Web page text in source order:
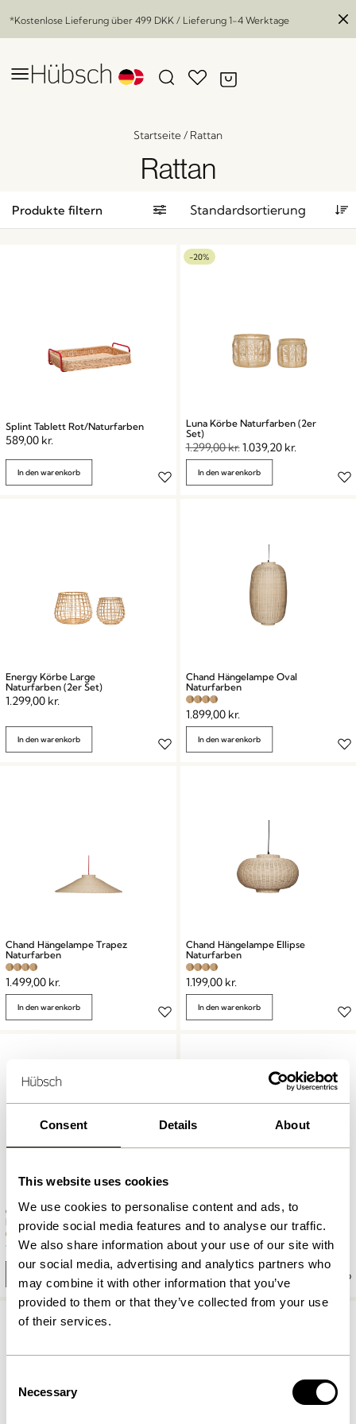
Consent Details About
This website uses cookies
We use cookies to personalise content and ads, to
provide social media features and to analyse our traffic.
We also share information about your use of our site with
our social media, advertising and analytics partners who
may combine it with other information that you’ve
provided to them or that they’ve collected from your use
of their services.
Selection
Necessary
*Kostenlose Lieferung über 499 DKK / Lieferung 1-4 Werktage
Startseite/ Rattan
Rattan
Produkte filtern
Splint Tablett Rot/Naturfarben
589,00 kr.
In den warenkorb
-20%
Luna Körbe Naturfarben (2er
Set)
1.299,00kr.1.039,20 kr.
In den warenkorb
Energy Körbe Large
Naturfarben (2er Set)
1.299,00 kr.
In den warenkorb
Chand Hängelampe Oval
Naturfarben
1.899,00 kr.
In den warenkorb
Chand Hängelampe Trapez
Naturfarben
1.499,00 kr.
In den warenkorb
Chand Hängelampe Ellipse
Naturfarben
1.199,00 kr.
In den warenkorb
Chand Hängelampe Runde
Naturfarben
1.349,00kr.
Daze Körbe
Schwarz/Naturfarben (2er Set)
1.099,00 kr.
In den warenkorb